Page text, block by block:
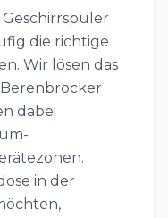
Geschirrspüler
die richtige
Wir lösen das
dabei
in der